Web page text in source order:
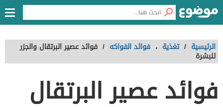
الرئيسية / تغذية ، فوائد الفواكه / فوائد عصير البرتقال والجزر
للبشرة
فوائد عصير البرتقال